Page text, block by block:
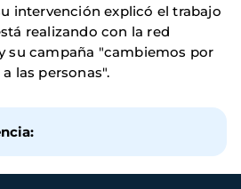
intervención explicó el trabajo
realizando con la red
su campaña "cambiemos por
las personas".